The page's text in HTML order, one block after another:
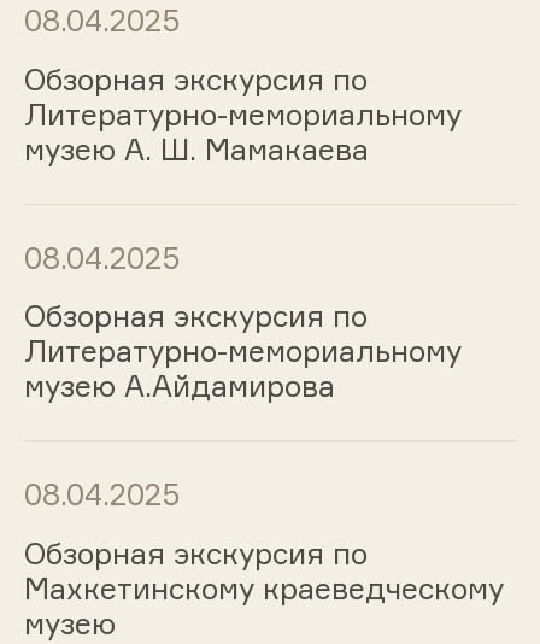
08.04.2025
Обзорная экскурсия по
Литературно-мемориальному
музею А. Ш. Мамакаева
08.04.2025
Обзорная экскурсия по
Литературно-мемориальному
музею А.Айдамирова
08.04.2025
Обзорная экскурсия по
Махкетинскому краеведческому
музею